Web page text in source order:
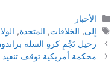
التصنيفات
الأخبار
الوسوم
إلى, الخلافات, المتحدة,
رحيل نَجْمِ كرةِ السلة براندون
محكمة أمريكية توقف تنفيذ